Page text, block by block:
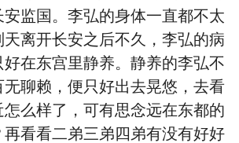
监国。李弘的身体一直都不太
离开长安之后不久，李弘的病
在东宫里静养。静养的李弘不
聊赖，便只好出去晃悠，去看
么样了，可有思念远在东都的
看看二弟三弟四弟有没有好好